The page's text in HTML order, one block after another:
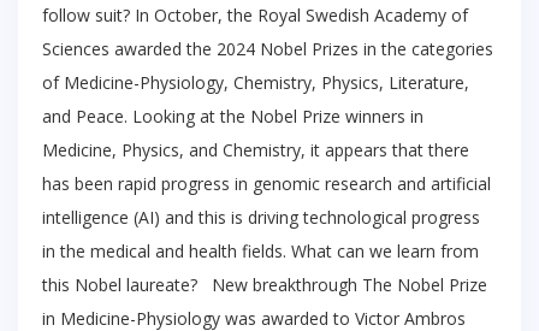
follow suit? In October, the Royal Swedish Academy of
Sciences awarded the 2024 Nobel Prizes in the categories
of Medicine-Physiology, Chemistry, Physics, Literature,
and Peace. Looking at the Nobel Prize winners in
Medicine, Physics, and Chemistry, it appears that there
has been rapid progress in genomic research and artificial
intelligence (AI) and this is driving technological progress
in the medical and health fields. What can we learn from
this Nobel laureate? New breakthrough The Nobel Prize
in Medicine-Physiology was awarded to Victor Ambros